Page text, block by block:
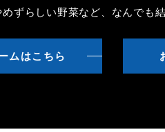
ずらしい野菜など、なんでも
ムはこちら